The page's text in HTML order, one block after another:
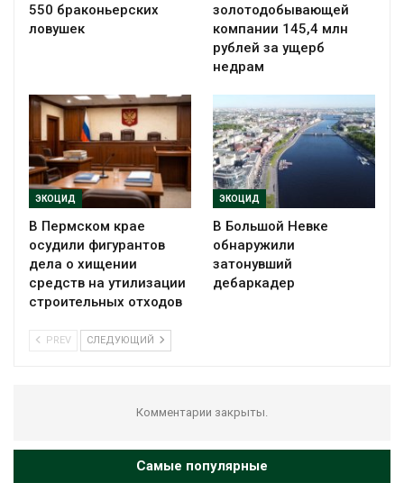
550 браконьерских
ловушек
золотодобывающей
компании 145,4 млн
рублей за ущерб
недрам
ЭКОЦИД
В Пермском крае
осудили фигурантов
дела о хищении
средств на утилизации
строительных отходов
ЭКОЦИД
В Большой Невке
обнаружили
затонувший
дебаркадер
PREV СЛЕДУЮЩИЙ
Комментарии закрыты.
Самые популярные